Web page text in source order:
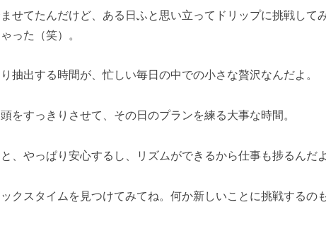
せてたんだけど、ある日ふと思い立ってドリップに挑戦して
った（笑）。
抽出する時間が、忙しい毎日の中での小さな贅沢なんだよ。
をすっきりさせて、その日のプランを練る大事な時間。
、やっぱり安心するし、リズムができるから仕事も捗るんだよ
クスタイムを見つけてみてね。何か新しいことに挑戦するの